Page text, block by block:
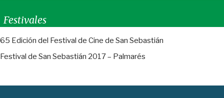
Festivales
65 Edición del Festival de Cine de San Sebastián
Festival de San Sebastián 2017 – Palmarés